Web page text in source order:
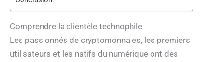
Comprendre la clientèle technophile
Les passionnés de cryptomonnaies, les premiers
utilisateurs et les natifs du numérique ont des